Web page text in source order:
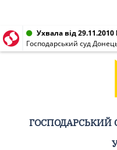
Ухвала від
Господарський суд
ГОСПОДАРСЬКИЙ